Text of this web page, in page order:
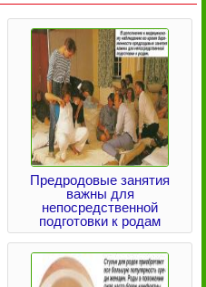
Предродовые занятия
важны для
непосредственной
подготовки к родам